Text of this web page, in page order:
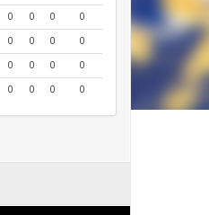
0 0 0
0
0 0 0
0
0 0 0
0
0 0 0 0